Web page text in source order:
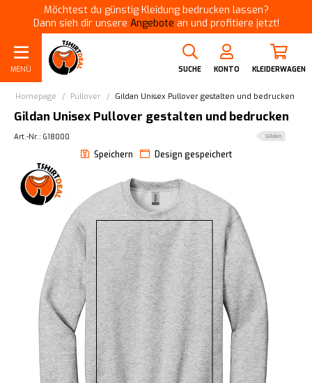
Möchtest du günstig Kleidung bedrucken lassen?
Dann sieh dir unsere Angebote an und profitiere jetzt!
MENÜ SUCHE KONTO KLEIDERWAGEN
Homepage / Pullover / Gildan Unisex Pullover gestalten und bedrucken
Gildan Unisex Pullover gestalten und bedrucken
Gildan
Art.-Nr.: G18000
Speichern Design gespeichert